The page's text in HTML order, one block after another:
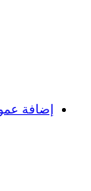
إضافة